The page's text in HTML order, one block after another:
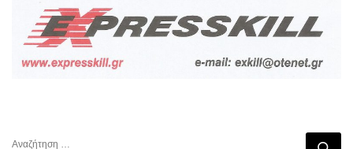
ΑΝΑΖΉΤΗΣΗ